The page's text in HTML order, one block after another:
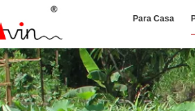
Para Casa